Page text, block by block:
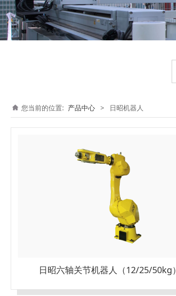
您当前的位置: 产品中心 > 日昭机器人
日昭六轴关节机器人（12/25/50kg）